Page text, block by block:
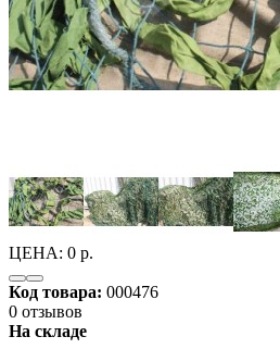
ЦЕНА: 0 р.
Код товара: 000476
0 отзывов
На складе